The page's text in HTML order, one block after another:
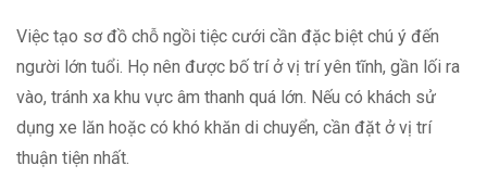
Việc tạo sơ đồ chỗ ngồi tiệc cưới cần đặc biệt chú ý đến
người lớn tuổi. Họ nên được bố trí ở vị trí yên tĩnh, gần lối ra
vào, tránh xa khu vực âm thanh quá lớn. Nếu có khách sử
dụng xe lăn hoặc có khó khăn di chuyển, cần đặt ở vị trí
thuận tiện nhất.